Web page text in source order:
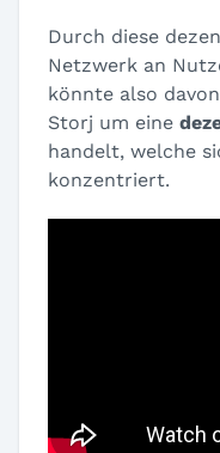
Durch diese
Netzwerk an
könnte also
Storj um eine
handelt, welche
konzentriert.